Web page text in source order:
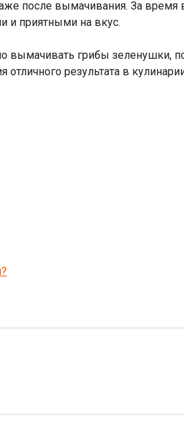
после вымачивания. За
и приятными на вкус.
грибы зеленушки,
результата в